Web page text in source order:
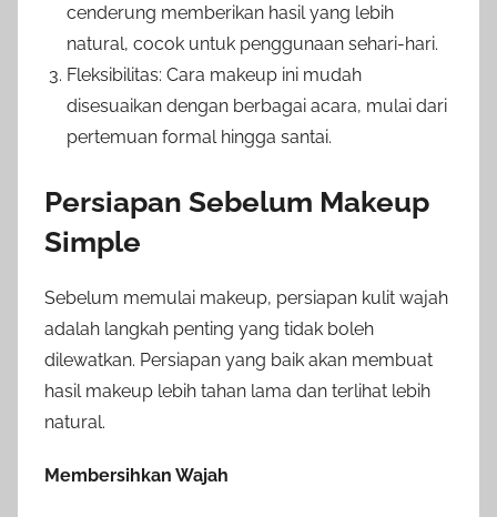
cenderung memberikan hasil yang lebih
natural, cocok untuk penggunaan sehari-hari.
Fleksibilitas: Cara makeup ini mudah
disesuaikan dengan berbagai acara, mulai dari
pertemuan formal hingga santai.
Persiapan Sebelum Makeup
Simple
Sebelum memulai makeup, persiapan kulit wajah
adalah langkah penting yang tidak boleh
dilewatkan. Persiapan yang baik akan membuat
hasil makeup lebih tahan lama dan terlihat lebih
natural.
Membersihkan Wajah